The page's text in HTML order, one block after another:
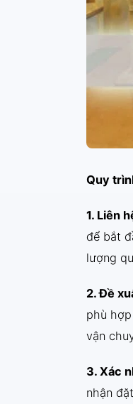
Quy
1. Liên
để bắt
lượng
2. Đề
phù
vận
3. Xác
nhận